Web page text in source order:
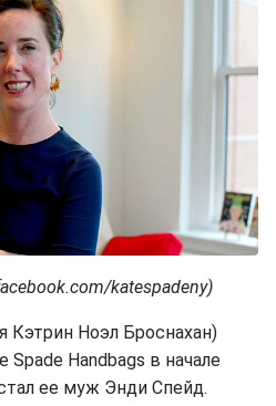
katespadeny)
Кэтрин Ноэл Броснахан)
Handbags в начале
ее муж Энди Спейд.